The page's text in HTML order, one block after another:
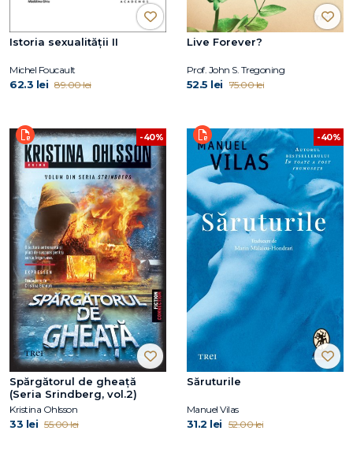
Istoria sexualității II
Michel Foucault
62.3 lei 89.00 lei
Live Forever?
Prof. John S. Tregoning
52.5 lei 75.00 lei
-40%
Spărgătorul de gheață
(Seria Srindberg, vol.2)
Kristina Ohlsson
33 lei 55.00 lei
-40%
Săruturile
Manuel Vilas
31.2 lei 52.00 lei